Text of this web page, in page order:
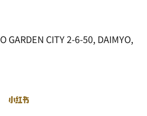
GARDEN CITY 2-6-50, DAIMYO,
猪